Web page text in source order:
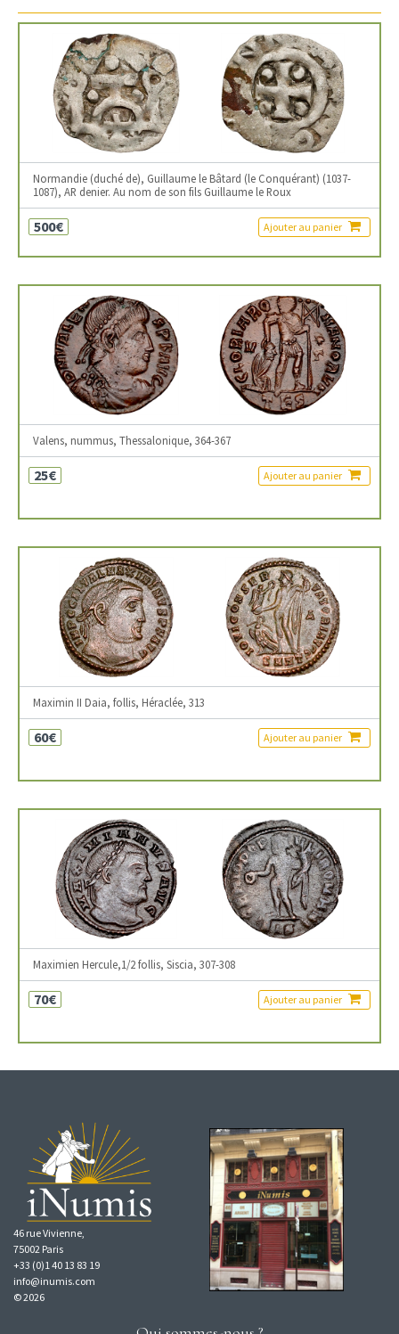
Normandie (duché de), Guillaume le Bâtard (le Conquérant) (1037-
1087), AR denier. Au nom de son fils Guillaume le Roux
500€ Ajouter au panier
Valens, nummus, Thessalonique, 364-367
25€ Ajouter au panier
Maximin II Daia, follis, Héraclée, 313
60€ Ajouter au panier
Maximien Hercule,1/2 follis, Siscia, 307-308
70€ Ajouter au panier
46 rue Vivienne,
75002 Paris
+33 (0)1 40 13 83 19
info@inumis.com
© 2026